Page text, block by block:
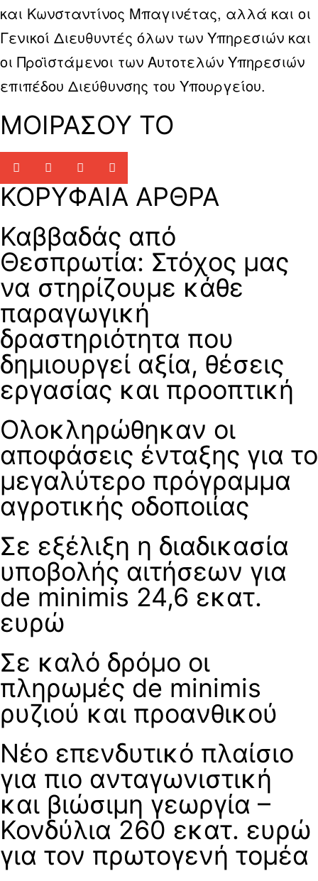
και Κωνσταντίνος Μπαγινέτας, αλλά και οι
Γενικοί Διευθυντές όλων των Υπηρεσιών και
οι Προϊστάμενοι των Αυτοτελών Υπηρεσιών
επιπέδου Διεύθυνσης του Υπουργείου.
ΜΟΙΡΑΣΟΥ ΤΟ
ΚΟΡΥΦΑΙΑ ΑΡΘΡΑ
Καββαδάς από
Θεσπρωτία: Στόχος μας
να στηρίζουμε κάθε
παραγωγική
δραστηριότητα που
δημιουργεί αξία, θέσεις
εργασίας και προοπτική
Ολοκληρώθηκαν οι
αποφάσεις ένταξης για το
μεγαλύτερο πρόγραμμα
αγροτικής οδοποιίας
Σε εξέλιξη η διαδικασία
υποβολής αιτήσεων για
de minimis 24,6 εκατ.
ευρώ
Σε καλό δρόμο οι
πληρωμές de minimis
ρυζιού και προανθικού
Νέο επενδυτικό πλαίσιο
για πιο ανταγωνιστική
και βιώσιμη γεωργία –
Κονδύλια 260 εκατ. ευρώ
για τον πρωτογενή τομέα